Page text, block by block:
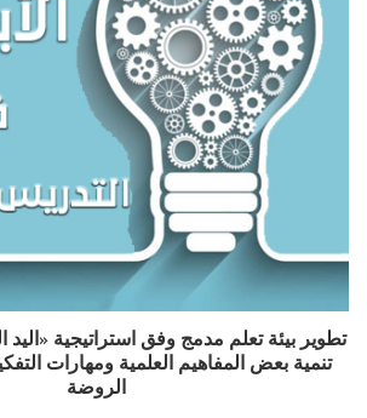
تطوير بيئة تعلم مدمج وفق استراتيجية «اليد
تنمية بعض المفاهيم العلمية ومهارات
الروضة